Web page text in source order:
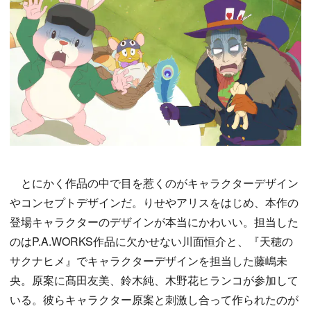
とにかく作品の中で目を惹くのがキャラクターデザイン
やコンセプトデザインだ。りせやアリスをはじめ、本作の
登場キャラクターのデザインが本当にかわいい。担当した
のはP.A.WORKS作品に欠かせない川面恒介と、『天穂の
サクナヒメ』でキャラクターデザインを担当した藤嶋未
央。原案に髙田友美、鈴木純、木野花ヒランコが参加して
いる。彼らキャラクター原案と刺激し合って作られたのが